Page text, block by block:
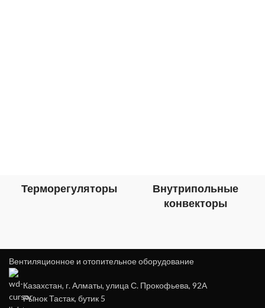
Терморегуляторы
Внутрипольные
конвекторы
Вентиляционное и отопительное оборудование
Казахстан, г. Алматы, улица С. Прокофьева, 92А
Рынок Тастак, бутик 5